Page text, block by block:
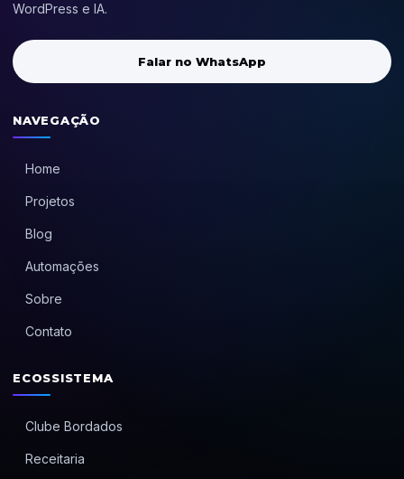
WordPress e IA.
Falar no WhatsApp
NAVEGAÇÃO
Home
Projetos
Blog
Automações
Sobre
Contato
ECOSSISTEMA
Clube Bordados
Receitaria